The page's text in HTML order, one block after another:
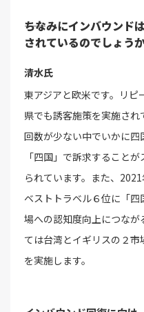
――ちなみにインバウン
されているのでしょう
清水氏
東アジアと欧米です。リピ
県でも誘客施策を実施さ
回数が少ない中でいかに四
「四国」で訴求すること
られています。また、
ベストトラベル６位に「
場への認知度向上につなが
ては台湾とイギリスの２
を実施します。